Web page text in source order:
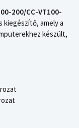
200/CC-VT100-
kiegészítő, amely a
készült,